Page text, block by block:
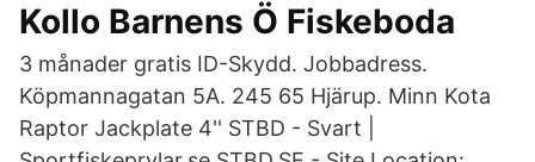
Kollo Barnens Ö Fiskeboda
3 månader gratis ID-Skydd. Jobbadress.
Köpmannagatan 5A. 245 65 Hjärup. Minn Kota
Raptor Jackplate 4'' STBD - Svart |